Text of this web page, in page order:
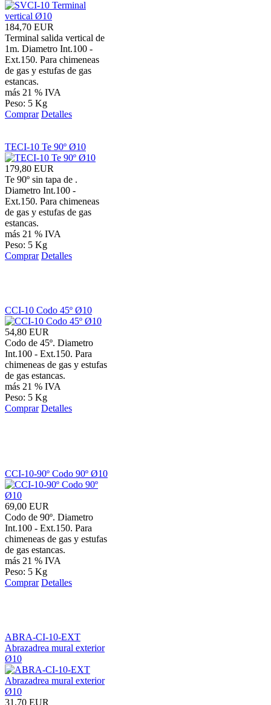
184,70 EUR
Terminal salida vertical de
1m. Diametro Int.100 -
Ext.150. Para chimeneas
de gas y estufas de gas
estancas.
más 21 % IVA
Peso: 5 Kg
Comprar Detalles
TECI-10 Te 90º Ø10
179,80 EUR
Te 90º sin tapa de .
Diametro Int.100 -
Ext.150. Para chimeneas
de gas y estufas de gas
estancas.
más 21 % IVA
Peso: 5 Kg
Comprar Detalles
CCI-10 Codo 45º Ø10
54,80 EUR
Codo de 45º. Diametro
Int.100 - Ext.150. Para
chimeneas de gas y estufas
de gas estancas.
más 21 % IVA
Peso: 5 Kg
Comprar Detalles
CCI-10-90º Codo 90º Ø10
69,00 EUR
Codo de 90º. Diametro
Int.100 - Ext.150. Para
chimeneas de gas y estufas
de gas estancas.
más 21 % IVA
Peso: 5 Kg
Comprar Detalles
ABRA-CI-10-EXT
Abrazadrea mural exterior
Ø10
31,70 EUR